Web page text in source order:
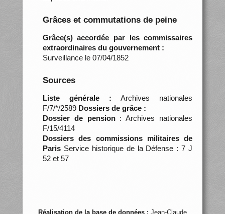
Grâces et commutations de peine
Grâce(s) accordée par les commissaires
extraordinaires du gouvernement :
Surveillance le 07/04/1852
Sources
Liste générale : Archives nationales
F/7/*/2589 Dossiers de grâce :
Dossier de pension: Archives nationales
F/15/4114
Dossiers des commissions militaires de
ParisService historique de la Défense : 7 J
52 et 57
Réalisation de la base de données : Jean-Claude